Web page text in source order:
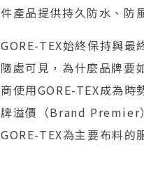
件產品提供持久防水、防
GORE-TEX始終保持與最
隨處可見，為什麼品牌要
商使用GORE-TEX成為時
牌溢價（Brand Premier
GORE-TEX為主要布料的